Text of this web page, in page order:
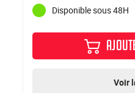
Disponible sous 48H
Voir